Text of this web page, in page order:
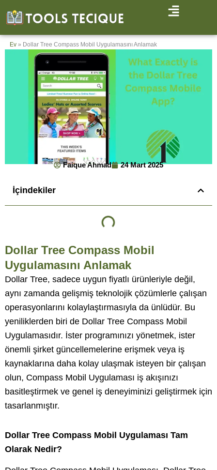
atla
Ev » Dollar Tree Compass Mobil Uygulamasını Anlamak
Faique Ahmad 24 Mart 2025
İçindekiler
Dollar Tree Compass Mobil
Uygulamasını Anlamak
Dollar Tree, sadece uygun fiyatlı ürünleriyle değil,
aynı zamanda gelişmiş teknolojik çözümlerle çalışan
operasyonlarını kolaylaştırmasıyla da ünlüdür. Bu
yeniliklerden biri de Dollar Tree Compass Mobil
Uygulamasıdır. İster programınızı yönetmek, ister
önemli şirket güncellemelerine erişmek veya iş
kaynaklarına daha kolay ulaşmak isteyen bir çalışan
olun, Compass Mobil Uygulaması iş akışınızı
basitleştirmek ve genel iş deneyiminizi geliştirmek için
tasarlanmıştır.
Dollar Tree Compass Mobil Uygulaması Tam
Olarak Nedir?